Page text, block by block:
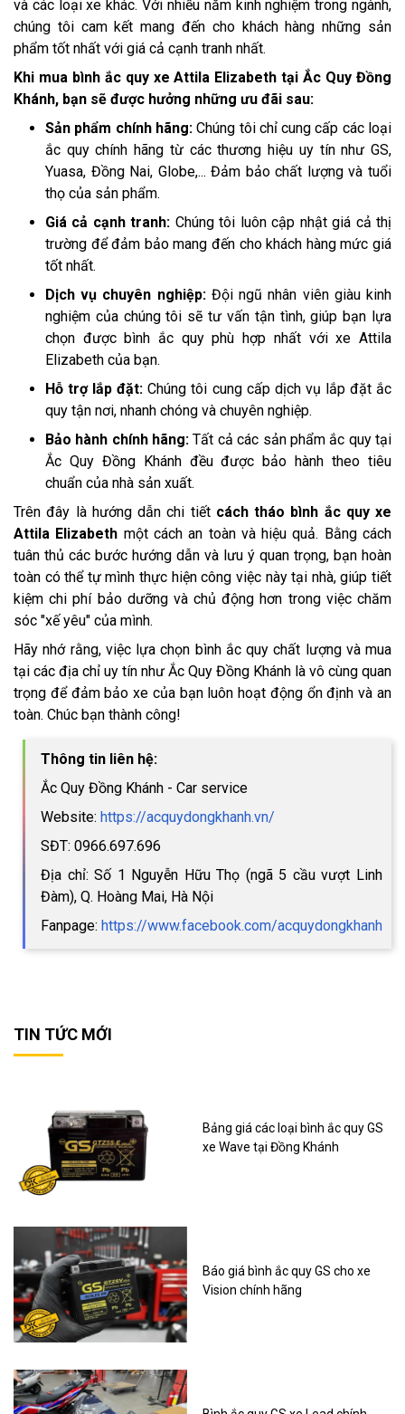
và các loại xe khác. Với nhiều năm kinh nghiệm trong ngành,
chúng tôi cam kết mang đến cho khách hàng những sản
phẩm tốt nhất với giá cả cạnh tranh nhất.
Khi mua bình ắc quy xe Attila Elizabeth tại Ắc Quy Đồng
Khánh, bạn sẽ được hưởng những ưu đãi sau:
Sản phẩm chính hãng:Chúng tôi chỉ cung cấp các loại
ắc quy chính hãng từ các thương hiệu uy tín như GS,
Yuasa, Đồng Nai, Globe,... Đảm bảo chất lượng và tuổi
thọ của sản phẩm.
Giá cả cạnh tranh: Chúng tôi luôn cập nhật giá cả thị
trường để đảm bảo mang đến cho khách hàng mức giá
tốt nhất.
Dịch vụ chuyên nghiệp:Đội ngũ nhân viên giàu kinh
nghiệm của chúng tôi sẽ tư vấn tận tình, giúp bạn lựa
chọn được bình ắc quy phù hợp nhất với xe Attila
Elizabeth của bạn.
Hỗ trợ lắp đặt: Chúng tôi cung cấp dịch vụ lắp đặt ắc
quy tận nơi, nhanh chóng và chuyên nghiệp.
Bảo hành chính hãng: Tất cả các sản phẩm ắc quy tại
Ắc Quy Đồng Khánh đều được bảo hành theo tiêu
chuẩn của nhà sản xuất.
Trên đây là hướng dẫn chi tiết cách tháo bình ắc quy xe
Attila Elizabeth một cách an toàn và hiệu quả. Bằng cách
tuân thủ các bước hướng dẫn và lưu ý quan trọng, bạn hoàn
toàn có thể tự mình thực hiện công việc này tại nhà, giúp tiết
kiệm chi phí bảo dưỡng và chủ động hơn trong việc chăm
sóc "xế yêu" của mình.
Hãy nhớ rằng, việc lựa chọn bình ắc quy chất lượng và mua
tại các địa chỉ uy tín như Ắc Quy Đồng Khánh là vô cùng quan
trọng để đảm bảo xe của bạn luôn hoạt động ổn định và an
toàn. Chúc bạn thành công!
Thông tin liên hệ:
Ắc Quy Đồng Khánh - Car service
Website: https://acquydongkhanh.vn/
SĐT: 0966.697.696
Địa chỉ: Số 1 Nguyễn Hữu Thọ (ngã 5 cầu vượt Linh
Đàm), Q. Hoàng Mai, Hà Nội
Fanpage: https://www.facebook.com/acquydongkhanh
TIN TỨC MỚI
Bảng giá các loại bình ắc quy GS
xe Wave tại Đồng Khánh
Báo giá bình ắc quy GS cho xe
Vision chính hãng